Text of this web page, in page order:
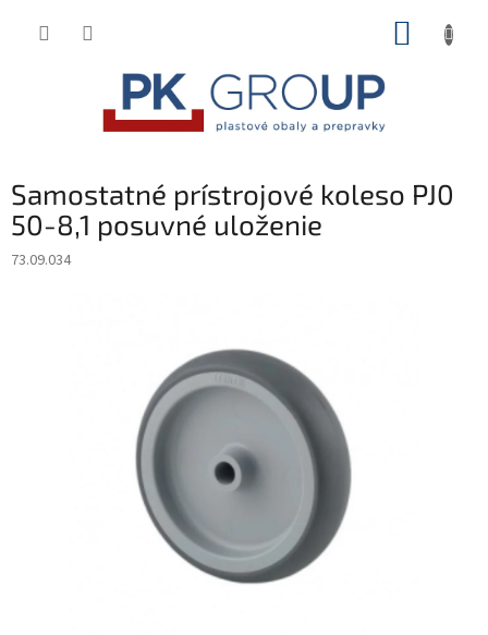
Samostatné prístrojové koleso PJ0
50-8,1 posuvné uloženie
73.09.034